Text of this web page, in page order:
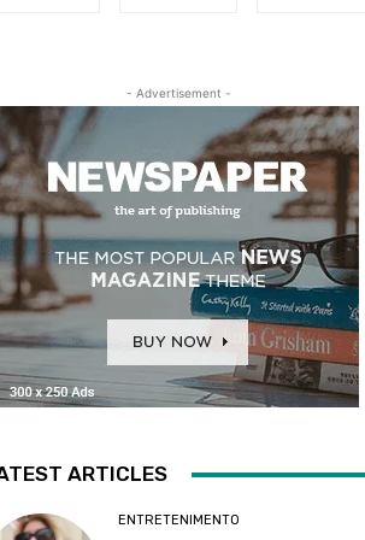
- Advertisement -
ARTICLES
ENTRETENIMENTO